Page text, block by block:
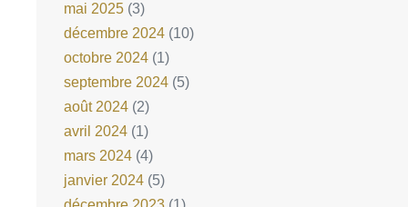
mai 2025 (3)
décembre 2024 (10)
octobre 2024 (1)
septembre 2024 (5)
août 2024 (2)
avril 2024 (1)
mars 2024 (4)
janvier 2024 (5)